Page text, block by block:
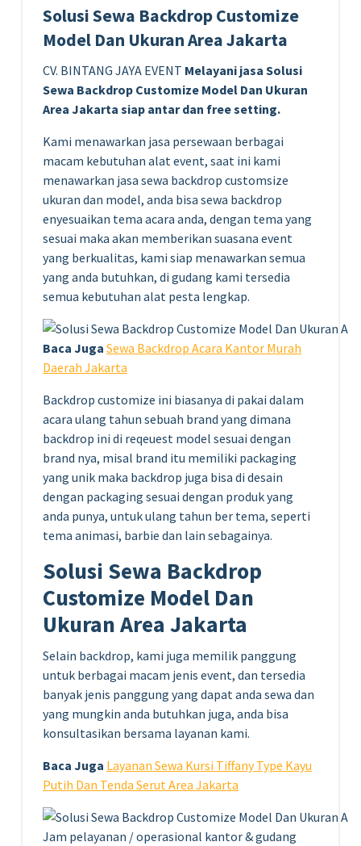
Solusi Sewa Backdrop Customize
Model Dan Ukuran Area Jakarta
CV. BINTANG JAYA EVENT Melayani jasa Solusi
Sewa Backdrop Customize Model Dan Ukuran
Area Jakarta siap antar dan free setting.
Kami menawarkan jasa persewaan berbagai
macam kebutuhan alat event, saat ini kami
menawarkan jasa sewa backdrop customsize
ukuran dan model, anda bisa sewa backdrop
enyesuaikan tema acara anda, dengan tema yang
sesuai maka akan memberikan suasana event
yang berkualitas, kami siap menawarkan semua
yang anda butuhkan, di gudang kami tersedia
semua kebutuhan alat pesta lengkap.
Baca Juga Sewa Backdrop Acara Kantor Murah
Daerah Jakarta
Backdrop customize ini biasanya di pakai dalam
acara ulang tahun sebuah brand yang dimana
backdrop ini di reqeuest model sesuai dengan
brand nya, misal brand itu memiliki packaging
yang unik maka backdrop juga bisa di desain
dengan packaging sesuai dengan produk yang
anda punya, untuk ulang tahun ber tema, seperti
tema animasi, barbie dan lain sebagainya.
Solusi Sewa Backdrop
Customize Model Dan
Ukuran Area Jakarta
Selain backdrop, kami juga memilik panggung
untuk berbagai macam jenis event, dan tersedia
banyak jenis panggung yang dapat anda sewa dan
yang mungkin anda butuhkan juga, anda bisa
konsultasikan bersama layanan kami.
Baca Juga Layanan Sewa Kursi Tiffany Type Kayu
Putih Dan Tenda Serut Area Jakarta
Jam pelayanan / operasional kantor & gudang